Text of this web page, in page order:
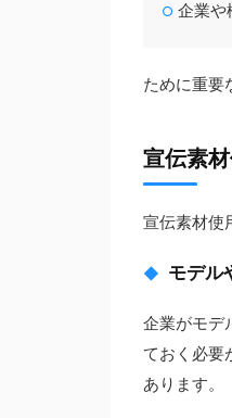
企業や
ために重要
宣伝素
宣伝素材使
モデル
企業がモデ
ておく必要
あります。